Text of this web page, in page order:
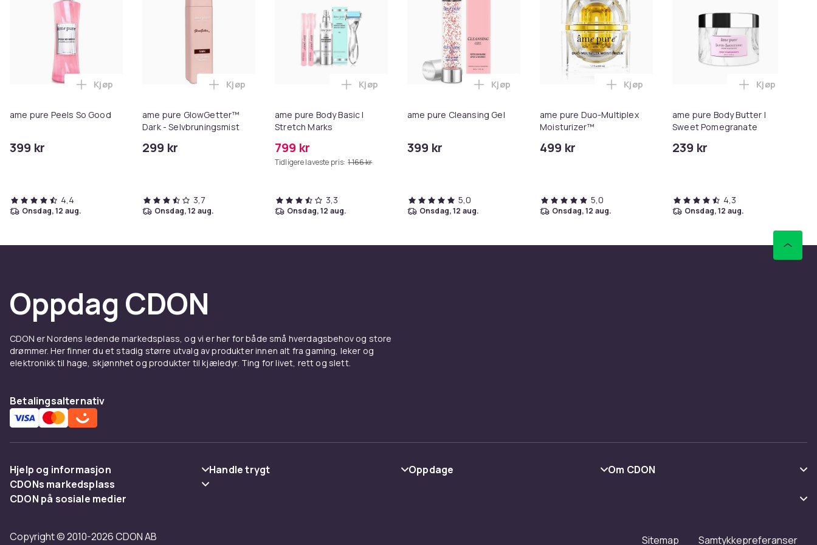
ame pure Peels So Good
399 kr
Legg ame pure Peels So Good i handlekurven
Kjøp
4,4
onsdag, 12 aug.
ame pure GlowGetter™
Dark - Selvbruningsmist
299 kr
Legg ame pure GlowGetter™ Dark - Selvbruningsmist i handlekurven
Kjøp
3,7
onsdag, 12 aug.
ame pure Body Basic |
Stretch Marks
799 kr
Tidligere laveste pris: 1 166 kr
Legg ame pure Body Basic | Stretch Marks i handlekurven
Kjøp
3,3
onsdag, 12 aug.
ame pure Cleansing Gel
399 kr
Legg ame pure Cleansing Gel i handlekurven
Kjøp
5,0
onsdag, 12 aug.
ame pure Duo-Multiplex
Moisturizer™
499 kr
Legg ame pure Duo-Multiplex Moisturizer™
Kjøp
5,0
onsdag, 12 aug.
ame pure Body Butter |
Sweet Pomegranate
239 kr
Legg ame
Kjøp
4,3
onsdag, 12 aug.
Oppdag CDON
CDON er Nordens ledende markedsplass, og vi er her for både små hverdagsbehov og store
drømmer. Her finner du et stadig større utvalg av produkter innen alt fra gaming, leker og
elektronikk til hage, skjønnhet og produkter til kjæledyr. Ting for livet, rett og slett.
Betalingsalternativ
Hjelp og informasjon
Vanlige spørsmål
Angre & returner her
Handle trygt
Oppdage
Om CDON
Jobbe på CDON
CDONs markedsplass
Merchant Help Center
CDON på sosiale medier
Copyright © 2010-2026 CDON AB
Sitemap Samtykkepreferanser